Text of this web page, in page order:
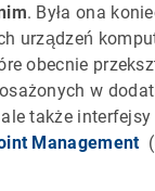
. Była ona
urządzeń
obecnie
w
także
Management